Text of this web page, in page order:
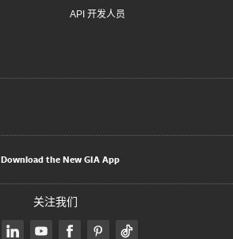
API 开发人员
Download the New GIA App
关注我们